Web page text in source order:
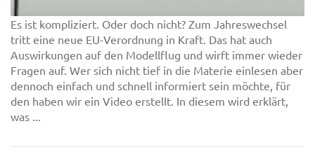
Es ist kompliziert. Oder doch nicht? Zum Jahreswechsel
tritt eine neue EU-Verordnung in Kraft. Das hat auch
Auswirkungen auf den Modellflug und wirft immer wieder
Fragen auf. Wer sich nicht tief in die Materie einlesen aber
dennoch einfach und schnell informiert sein möchte, für
den haben wir ein Video erstellt. In diesem wird erklärt,
was ...